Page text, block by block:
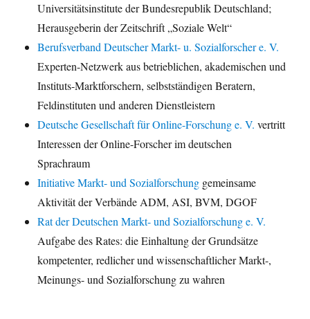
Universitätsinstitute der Bundesrepublik Deutschland;
Herausgeberin der Zeitschrift „Soziale Welt“
Berufsverband Deutscher Markt- u. Sozialforscher e. V.
Experten-Netzwerk aus betrieblichen, akademischen und
Instituts-Marktforschern, selbstständigen Beratern,
Feldinstituten und anderen Dienstleistern
Deutsche Gesellschaft für Online-Forschung e. V. vertritt
Interessen der Online-Forscher im deutschen
Sprachraum
Initiative Markt- und Sozialforschung gemeinsame
Aktivität der Verbände ADM, ASI, BVM, DGOF
Rat der Deutschen Markt- und Sozialforschung e. V.
Aufgabe des Rates: die Einhaltung der Grundsätze
kompetenter, redlicher und wissenschaftlicher Markt-,
Meinungs- und Sozialforschung zu wahren